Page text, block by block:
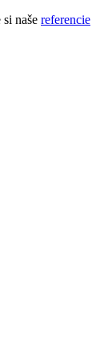
naše referencie